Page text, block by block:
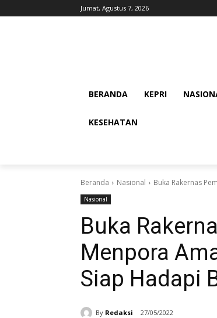
Jumat, Agustus 7, 2026
BERANDA KEPRI
KESEHATAN
Beranda Nasional Buka Rakernas
Nasional
Buka
Menpora
Siap Hadapi
By Redaksi 27/05/2022